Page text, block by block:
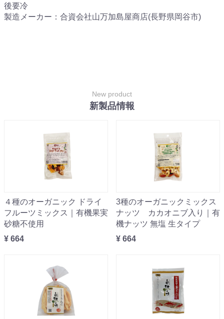
後要冷
製造メーカー：合資会社山万加島屋商店(長野県岡谷市)
New product
新製品情報
４種のオーガニック ドライ
フルーツミックス｜有機果実
砂糖不使用
¥ 664
3種のオーガニックミックス
ナッツ カカオニブ入り｜有
機ナッツ 無塩 生タイプ
¥ 664